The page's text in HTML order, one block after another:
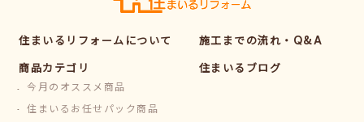
住まいるリフォームについて
商品カテゴリ
今月のオススメ商品
住まいるお任せパック商品
施工までの流れ・Q&A
住まいるブログ